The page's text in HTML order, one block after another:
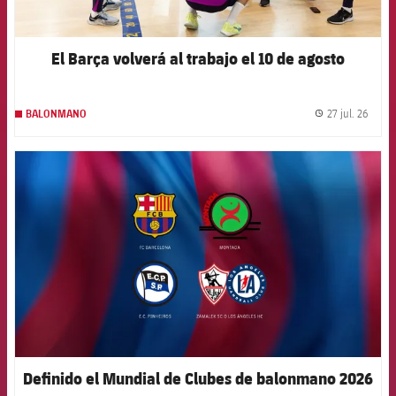
El Barça volverá al trabajo el 10 de agosto
BALONMANO 27 jul. 26
FCB Barcelona badge
Definido el Mundial de Clubes de balonmano 2026